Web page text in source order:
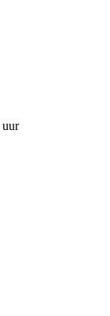
uur